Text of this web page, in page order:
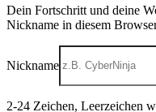
Dein Fortschritt und deine
Nickname in diesem
Nickname
2-24 Zeichen, Leerzeichen